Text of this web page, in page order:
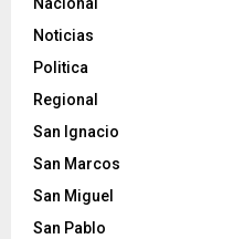
Noticias
Politica
Regional
San Ignacio
San Marcos
San Miguel
San Pablo